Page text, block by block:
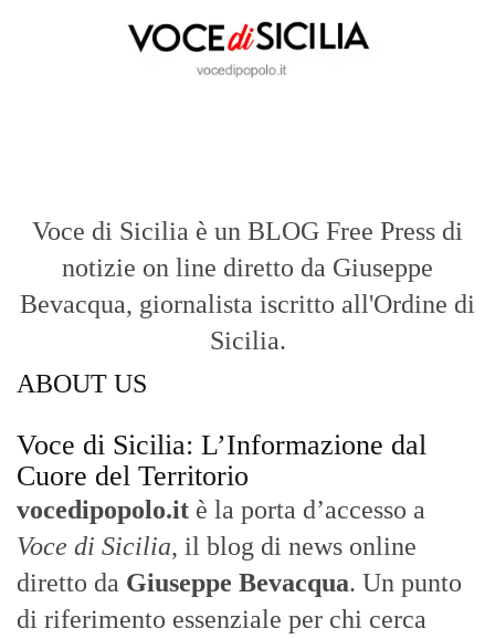
Voce di Sicilia è un BLOG Free Press di
notizie on line diretto da Giuseppe
Bevacqua, giornalista iscritto all'Ordine di
Sicilia.
ABOUT US
Voce di Sicilia: L’Informazione dal
Cuore del Territorio
vocedipopolo.it è la porta d’accesso a
Voce di Sicilia, il blog di news online
diretto da Giuseppe Bevacqua. Un punto
di riferimento essenziale per chi cerca